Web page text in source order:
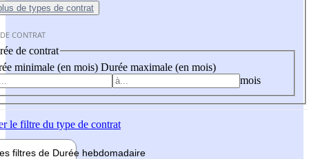
de types de contrat
CONTRAT
de contrat
minimale (en mois) Durée maximale (en mois)
mois
le filtre du type de contrat
filtres de Durée hebdomadaire